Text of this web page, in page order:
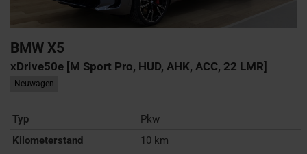
BMW X5
xDrive50e [M Sport Pro, HUD, AHK, ACC, 22 LMR]
Neuwagen
Typ
Pkw
Kilometerstand
10 km